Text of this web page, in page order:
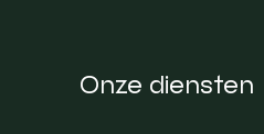
Onze diensten